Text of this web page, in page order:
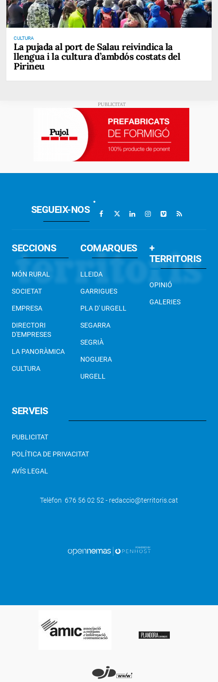
CULTURA
La pujada al port de Salau reivindica la
llengua i la cultura d’ambdós costats del
Pirineu
El col·legi La Salle guanya el concurs
nacional de l'English Challenge
SEGUEIX-NOS
SECCIONS
MÓN RURAL
SOCIETAT
EMPRESA
DIRECTORI
D'EMPRESES
LA PANORÀMICA
CULTURA
COMARQUES
LLEIDA
GARRIGUES
PLA D' URGELL
SEGARRA
SEGRIÀ
NOGUERA
URGELL
+
TERRITORIS
OPINIÓ
GALERIES
SERVEIS
PUBLICITAT
POLÍTICA DE PRIVACITAT
AVÍS LEGAL
Telèfon 676 56 02 52 - redaccio@territoris.cat